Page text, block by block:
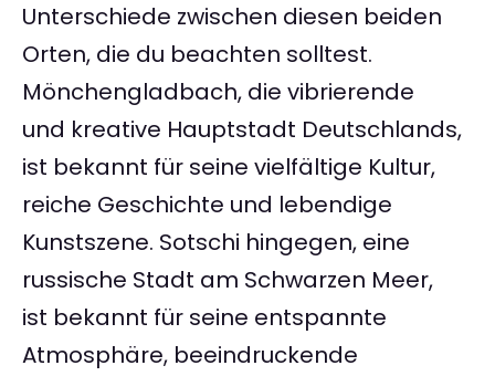
Unterschiede zwischen diesen beiden
Orten, die du beachten solltest.
Mönchengladbach, die vibrierende
und kreative Hauptstadt Deutschlands,
ist bekannt für seine vielfältige Kultur,
reiche Geschichte und lebendige
Kunstszene. Sotschi hingegen, eine
russische Stadt am Schwarzen Meer,
ist bekannt für seine entspannte
Atmosphäre, beeindruckende